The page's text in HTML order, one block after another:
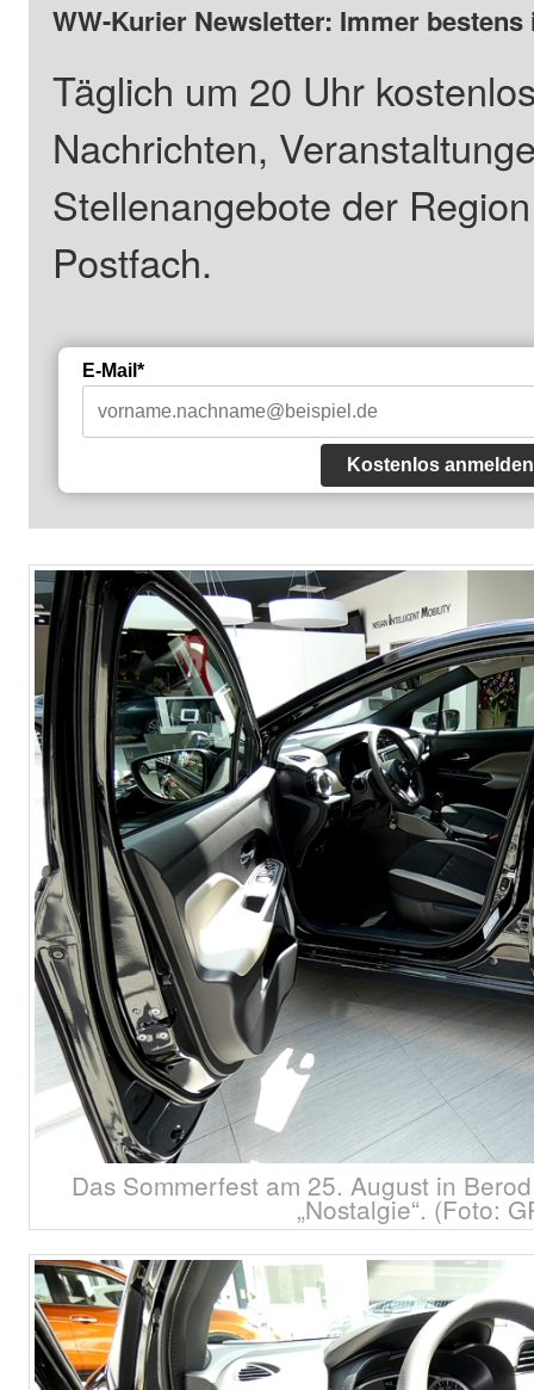
WW-Kurier Newsletter: Immer
Täglich um 20 Uhr
Nachrichten,
Stellenangebote der
Postfach.
E-Mail*
Kostenlos anmelden
Das Sommerfest am 25. August in
„Nostalgie“. (Foto: